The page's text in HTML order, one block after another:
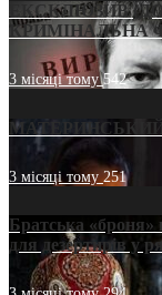
ЕКСКЛЮЗИВ
КРИМІНАЛЬНА
3 місяці тому542
3 місяці тому251
Братська
для дезертирів у